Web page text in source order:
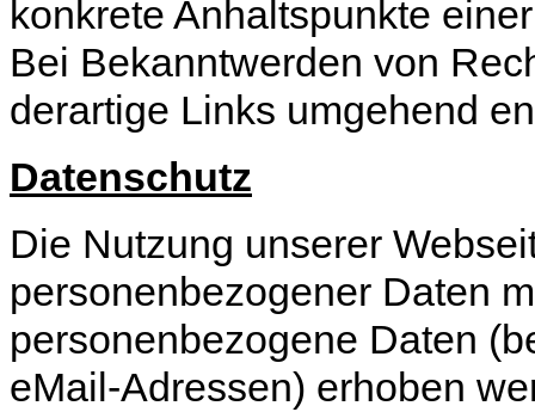
konkrete Anhaltspunkte
Bei Bekanntwerden von
derartige Links umgehend
Datenschutz
Die Nutzung unserer
personenbezogener Daten
personenbezogene Daten
eMail-Adressen) erhoben